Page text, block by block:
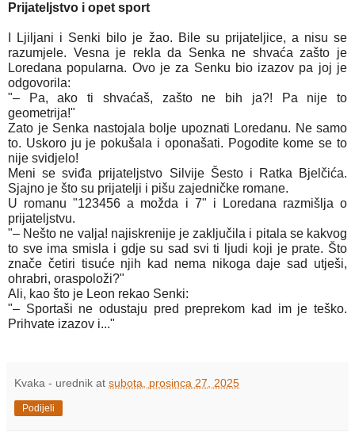
Prijateljstvo i opet sport
I Ljiljani i Senki bilo je žao. Bile su prijateljice, a nisu se
razumjele. Vesna je rekla da Senka ne shvaća zašto je
Loredana popularna. Ovo je za Senku bio izazov pa joj je
odgovorila:
"– Pa, ako ti shvaćaš, zašto ne bih ja?! Pa nije to
geometrija!"
Zato je Senka nastojala bolje upoznati Loredanu. Ne samo
to. Uskoro ju je pokušala i oponašati. Pogodite kome se to
nije svidjelo!
Meni se sviđa prijateljstvo Silvije Šesto i Ratka Bjelčića.
Sjajno je što su prijatelji i pišu zajedničke romane.
U romanu "123456 a možda i 7" i Loredana razmišlja o
prijateljstvu.
"– Nešto ne valja! najiskrenije je zaključila i pitala se kakvog
to sve ima smisla i gdje su sad svi ti ljudi koji je prate. Što
znače četiri tisuće njih kad nema nikoga daje sad utješi,
ohrabri, oraspoloži?"
Ali, kao što je Leon rekao Senki:
"– Sportaši ne odustaju pred preprekom kad im je teško.
Prihvate izazov i..."
Kvaka - urednik at subota, prosinca 27, 2025
Podijeli